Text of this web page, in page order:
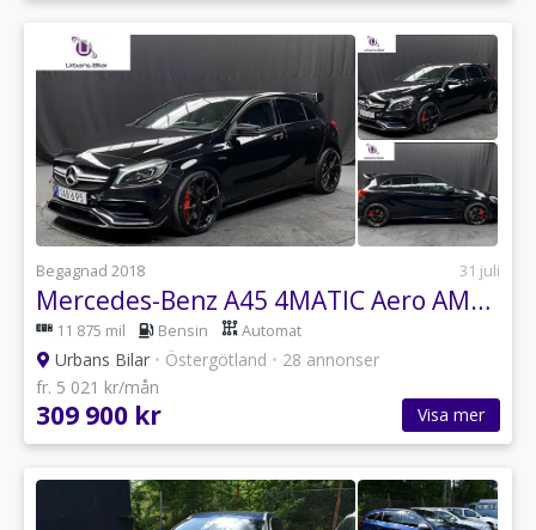
Lördagar: 10:00 - 15:00
Begagnad 2018 31 juli
Mercedes-Benz A45 4MATIC Aero AMG Dynamic Plus 381hk AMG-Skalstolar
11 875 mil Bensin Automat
Urbans Bilar • Östergötland • 28 annonser
fr. 5 021 kr/mån
309 900 kr Visa mer